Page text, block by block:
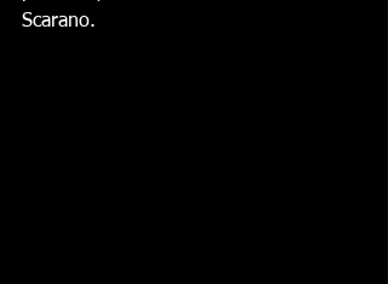
Scarano.